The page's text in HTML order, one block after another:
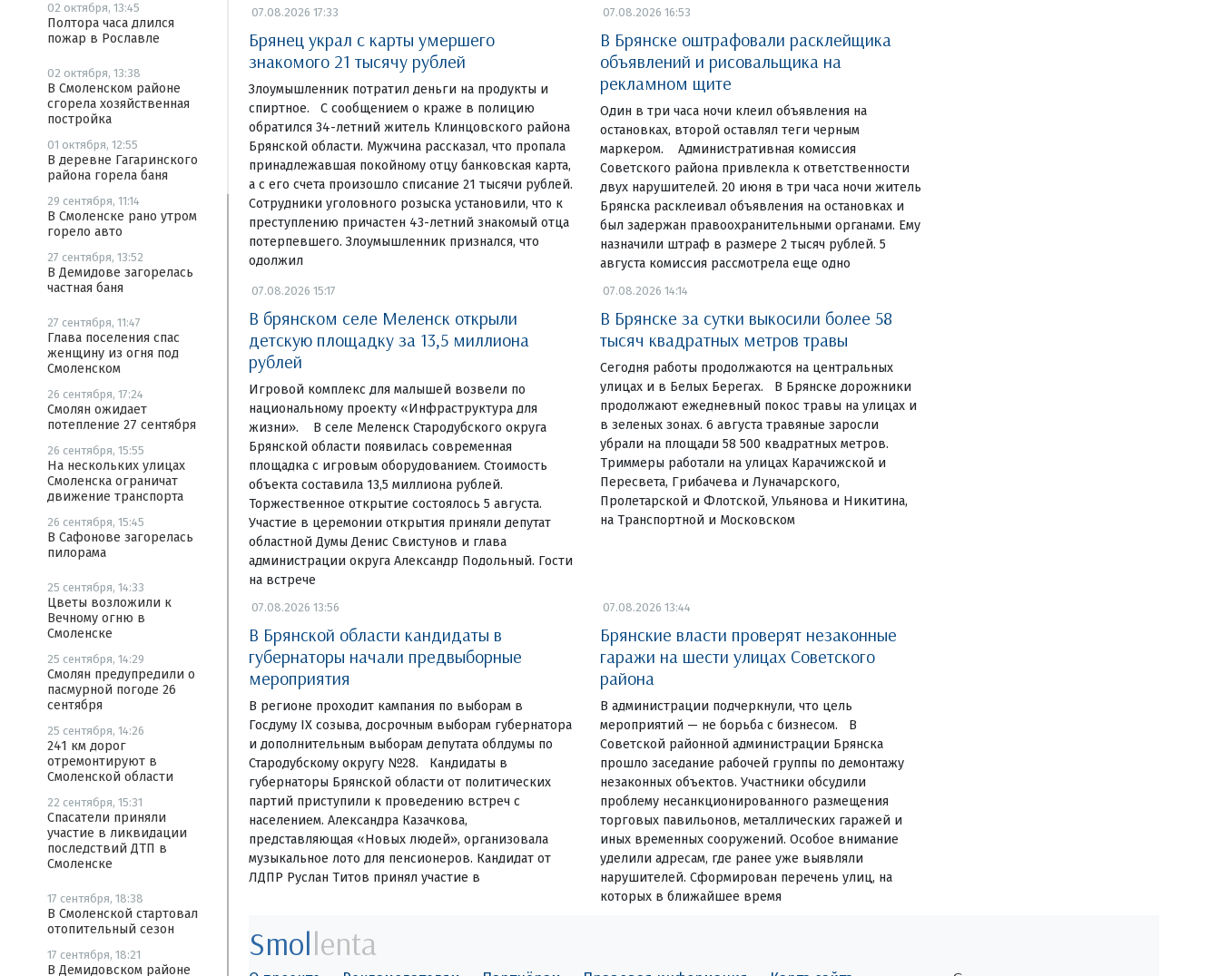
02 октября, 13:45
Полтора часа длился
пожар в Рославле
02 октября, 13:38
В Смоленском районе
сгорела хозяйственная
постройка
01 октября, 12:55
В деревне Гагаринского
района горела баня
29 сентября, 11:14
В Смоленске рано утром
горело авто
27 сентября, 13:52
В Демидове загорелась
частная баня
27 сентября, 11:47
Глава поселения спас
женщину из огня под
Смоленском
26 сентября, 17:24
Смолян ожидает
потепление 27 сентября
26 сентября, 15:55
На нескольких улицах
Смоленска ограничат
движение транспорта
26 сентября, 15:45
В Сафонове загорелась
пилорама
25 сентября, 14:33
Цветы возложили к
Вечному огню в
Смоленске
25 сентября, 14:29
Смолян предупредили о
пасмурной погоде 26
сентября
25 сентября, 14:26
241 км дорог
отремонтируют в
Смоленской области
22 сентября, 15:31
Спасатели приняли
участие в ликвидации
последствий ДТП в
Смоленске
17 сентября, 18:38
В Смоленской стартовал
отопительный сезон
17 сентября, 18:21
В Демидовском районе
07.08.2026 17:33
Брянец украл с карты умершего
знакомого 21 тысячу рублей
Злоумышленник потратил деньги на продукты и
спиртное. С сообщением о краже в полицию
обратился 34-летний житель Клинцовского района
Брянской области. Мужчина рассказал, что пропала
принадлежавшая покойному отцу банковская карта,
а с его счета произошло списание 21 тысячи рублей.
Сотрудники уголовного розыска установили, что к
преступлению причастен 43-летний знакомый отца
потерпевшего. Злоумышленник признался, что
одолжил
07.08.2026 16:53
В Брянске оштрафовали расклейщика
объявлений и рисовальщика на
рекламном щите
Один в три часа ночи клеил объявления на
остановках, второй оставлял теги черным
маркером. Административная комиссия
Советского района привлекла к ответственности
двух нарушителей. 20 июня в три часа ночи житель
Брянска расклеивал объявления на остановках и
был задержан правоохранительными органами. Ему
назначили штраф в размере 2 тысяч рублей. 5
августа комиссия рассмотрела еще одно
07.08.2026 15:17
В брянском селе Меленск открыли
детскую площадку за 13,5 миллиона
рублей
Игровой комплекс для малышей возвели по
национальному проекту «Инфраструктура для
жизни». В селе Меленск Стародубского округа
Брянской области появилась современная
площадка с игровым оборудованием. Стоимость
объекта составила 13,5 миллиона рублей.
Торжественное открытие состоялось 5 августа.
Участие в церемонии открытия приняли депутат
областной Думы Денис Свистунов и глава
администрации округа Александр Подольный. Гости
на встрече
07.08.2026 14:14
В Брянске за сутки выкосили более 58
тысяч квадратных метров травы
Сегодня работы продолжаются на центральных
улицах и в Белых Берегах. В Брянске дорожники
продолжают ежедневный покос травы на улицах и
в зеленых зонах. 6 августа травяные заросли
убрали на площади 58 500 квадратных метров.
Триммеры работали на улицах Карачижской и
Пересвета, Грибачева и Луначарского,
Пролетарской и Флотской, Ульянова и Никитина,
на Транспортной и Московском
07.08.2026 13:56
В Брянской области кандидаты в
губернаторы начали предвыборные
мероприятия
В регионе проходит кампания по выборам в
Госдуму IX созыва, досрочным выборам губернатора
и дополнительным выборам депутата облдумы по
Стародубскому округу №28. Кандидаты в
губернаторы Брянской области от политических
партий приступили к проведению встреч с
населением. Александра Казачкова,
представляющая «Новых людей», организовала
музыкальное лото для пенсионеров. Кандидат от
ЛДПР Руслан Титов принял участие в
07.08.2026 13:44
Брянские власти проверят незаконные
гаражи на шести улицах Советского
района
В администрации подчеркнули, что цель
мероприятий — не борьба с бизнесом. В
Советской районной администрации Брянска
прошло заседание рабочей группы по демонтажу
незаконных объектов. Участники обсудили
проблему несанкционированного размещения
торговых павильонов, металлических гаражей и
иных временных сооружений. Особое внимание
уделили адресам, где ранее уже выявляли
нарушителей. Сформирован перечень улиц, на
которых в ближайшее время
Smollenta